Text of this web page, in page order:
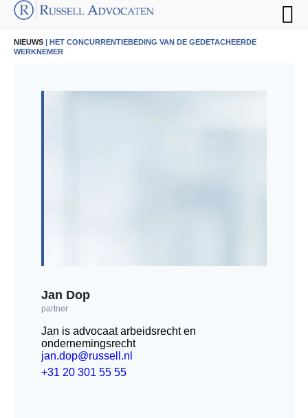
NIEUWS | HET CONCURRENTIEBEDING VAN DE GEDETACHEERDE
WERKNEMER
Jan Dop
partner
Jan is advocaat arbeidsrecht en
ondernemingsrecht
jan.dop@russell.nl
+31 20 301 55 55